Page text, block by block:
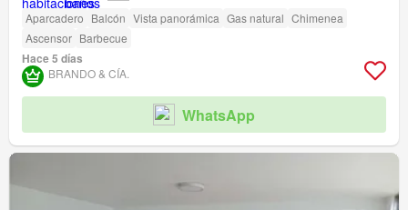
Aparcadero Balcón Vista panorámica Gas natural Chimenea
Ascensor Barbecue
Hace 5 días
BRANDO & CÍA.
WhatsApp